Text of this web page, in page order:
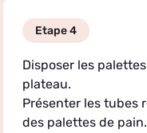
Etape 4
Disposer les
plateau.
Présenter les tubes
des palettes de pain.